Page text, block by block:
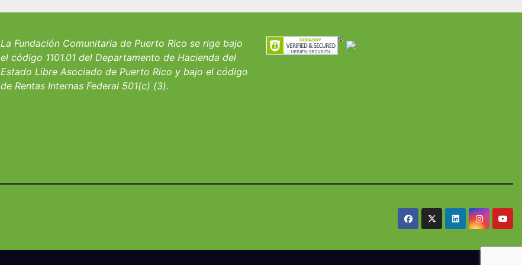
albergues infantiles
La Fundación Comunitaria de Puerto Rico se rige bajo
el código 1101.01 del Departamento de Hacienda del
Estado Libre Asociado de Puerto Rico y bajo el código
de Rentas Internas Federal 501(c) (3).